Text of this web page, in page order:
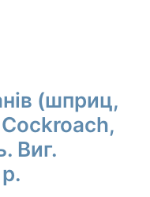
(шприц,
Виг.